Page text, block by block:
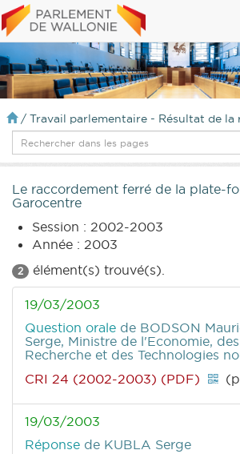
/ Travail parlementaire - Résultat de la
Le raccordement ferré de la plate-
Garocentre
Session : 2002-2003
Année : 2003
2 élément(s) trouvé(s).
19/03/2003
Question orale de BODSON
Serge, Ministre de l'Economie,
Recherche et des Technologies
CRI 24 (2002-2003) (PDF)
19/03/2003
Réponse de KUBLA Serge